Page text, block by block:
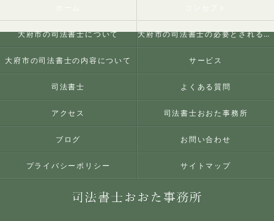
大府市の司法書士について 大府市の司法書士の必要とされる理由
大府市の司法書士の内容について サービス
司法書士 よくある質問
アクセス 司法書士おおた事務所
ブログ お問い合わせ
プライバシーポリシー サイトマップ